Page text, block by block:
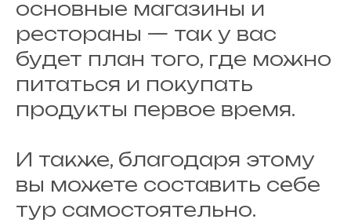
основные магазины и
рестораны — так у вас
будет план того, где можно
питаться и покупать
продукты первое время.
И также, благодаря этому
вы можете составить себе
тур самостоятельно.